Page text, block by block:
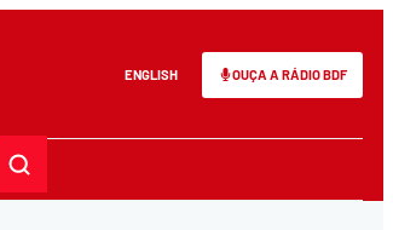
ENGLISH OUÇA A RÁDIO BDF